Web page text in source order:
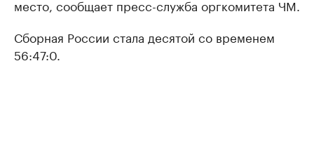
место, сообщает пресс-служба оргкомитета ЧМ.
Сборная России стала десятой со временем
56:47:0.